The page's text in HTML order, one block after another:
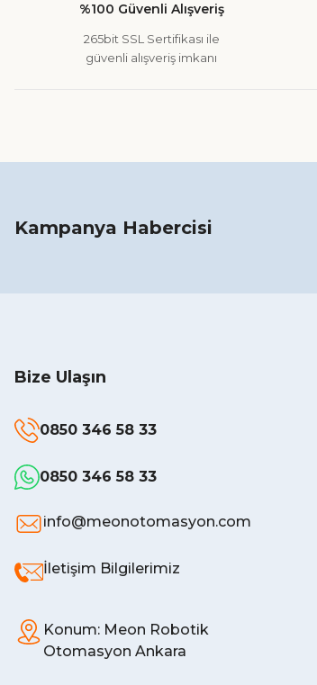
Ürün bilgilerinde hatalar bulunuyor.
Ürün fiyatı diğer sitelerden daha pahalı.
%100 Güvenli Alışveriş
265bit SSL Sertifikası ile
güvenli alışveriş imkanı
Kampanya Habercisi
Bize Ulaşın
0850 346 58 33
0850 346 58 33
info@meonotomasyon.com
İletişim Bilgilerimiz
Konum: Meon Robotik
Otomasyon Ankara